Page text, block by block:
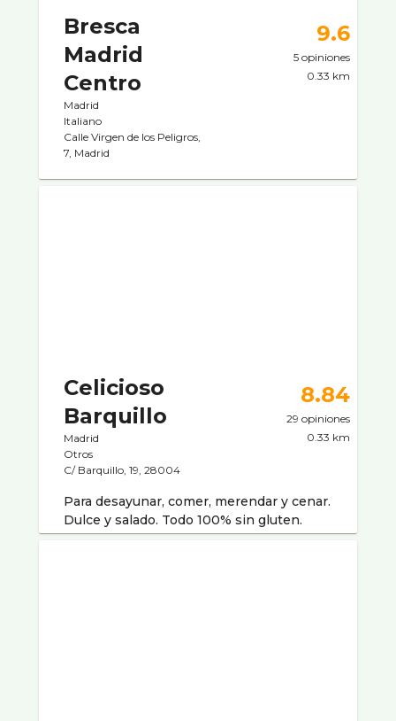
Bresca
Madrid
Centro
Madrid
Italiano
Calle Virgen de los Peligros,
7, Madrid
9.6
5 opiniones
0.33 km
Celicioso
Barquillo
Madrid
Otros
C/ Barquillo, 19, 28004
8.84
29 opiniones
0.33 km
Para desayunar, comer, merendar y cenar.
Dulce y salado. Todo 100% sin gluten.